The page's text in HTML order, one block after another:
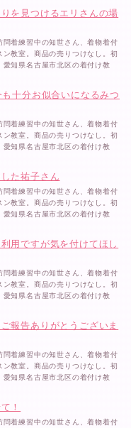
を見つけるエリさんの場
着練習中の知世さん、着物着付
教室。商品の売りつけなし。初
知県名古屋市北区の着付け教
十分お似合いになるみつ
着練習中の知世さん、着物着付
教室。商品の売りつけなし。初
知県名古屋市北区の着付け教
た祐子さん
着練習中の知世さん、着物着付
教室。商品の売りつけなし。初
知県名古屋市北区の着付け教
用ですが気を付けてほし
着練習中の知世さん、着物着付
教室。商品の売りつけなし。初
知県名古屋市北区の着付け教
報告ありがとうございま
着練習中の知世さん、着物着付
教室。商品の売りつけなし。初
知県名古屋市北区の着付け教
！
着練習中の知世さん、着物着付